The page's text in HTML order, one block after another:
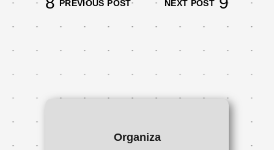
PREVIOUS POST NEXT POST
Organiza